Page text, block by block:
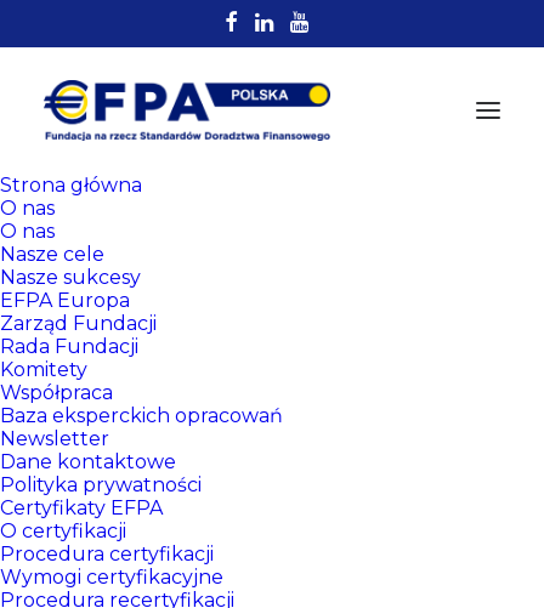
Strona główna
O nas
O nas
Nasze cele
Nasze sukcesy
EFPA Europa
Zarząd Fundacji
Rada Fundacji
Komitety
Współpraca
Baza eksperckich opracowań
Newsletter
Dane kontaktowe
Polityka prywatności
Certyfikaty EFPA
O certyfikacji
Procedura certyfikacji
Wymogi certyfikacyjne
Procedura recertyfikacji
Rejestr
Certyfikowanych
Doradców EFPA